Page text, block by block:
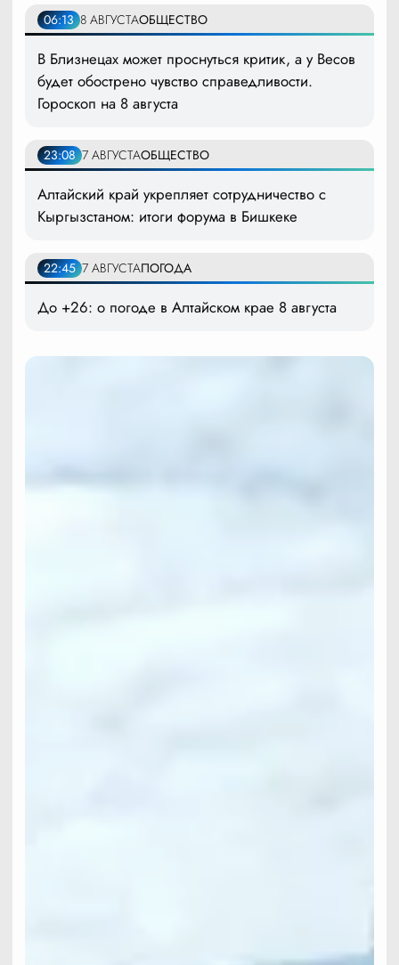
06:13 8 АВГУСТАОБЩЕСТВО
В Близнецах может проснуться критик, а у Весов
будет обострено чувство справедливости.
Гороскоп на 8 августа
23:08 7 АВГУСТАОБЩЕСТВО
Алтайский край укрепляет сотрудничество с
Кыргызстаном: итоги форума в Бишкеке
22:45 7 АВГУСТАПОГОДА
До +26: о погоде в Алтайском крае 8 августа